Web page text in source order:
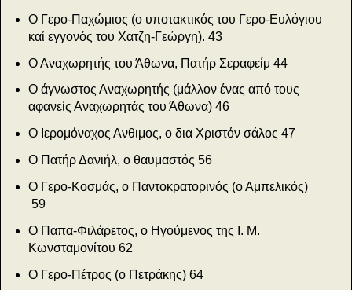
Ο Γερο-Παχώμιος (ο υποτακτικός του Γερο-Ευλόγιου
καί εγγονός του Χατζη-Γεώργη). 43
Ο Αναχωρητής του Άθωνα, Πατήρ Σεραφείμ 44
Ο άγνωστος Αναχωρητής (μάλλον ένας από τους
αφανείς Αναχωρητάς του Άθωνα) 46
Ο Ιερομόναχος Ανθιμος, ο δια Χριστόν σάλος 47
Ο Πατήρ Δανιήλ, ο θαυμαστός 56
Ο Γερο-Κοσμάς, ο Παντοκρατορινός (ο Αμπελικός)
59
Ο Παπα-Φιλάρετος, ο Ηγούμενος της Ι. Μ.
Κωνσταμονίτου 62
Ο Γερο-Πέτρος (ο Πετράκης) 64